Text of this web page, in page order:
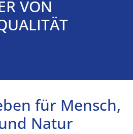
VON
für Mensch,
Natur